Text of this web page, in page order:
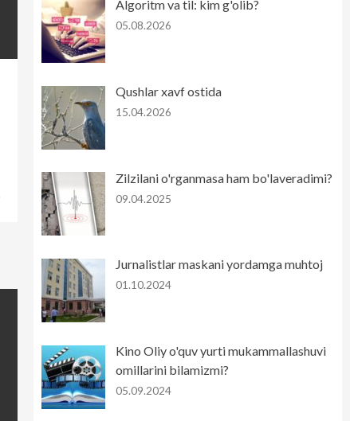
Algoritm va til: kim g'olib?
05.08.2026
Qushlar xavf ostida
15.04.2026
Zilzilani o'rganmasa ham bo'laveradimi?
09.04.2025
Jurnalistlar maskani yordamga muhtoj
01.10.2024
Kino Oliy o'quv yurti mukammallashuvi
omillarini bilamizmi?
05.09.2024